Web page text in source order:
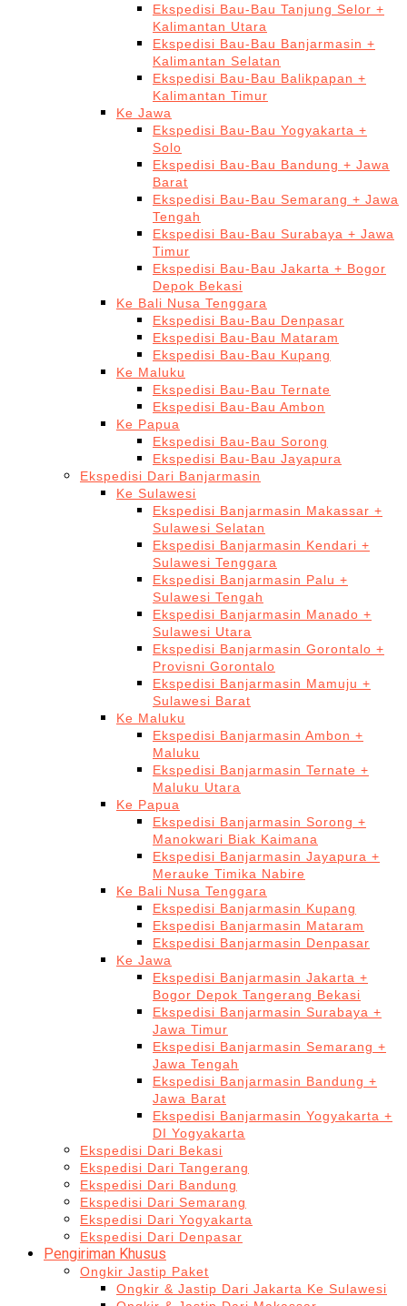
Ekspedisi Bau-Bau Tanjung Selor +
Kalimantan Utara
Ekspedisi Bau-Bau Banjarmasin +
Kalimantan Selatan
Ekspedisi Bau-Bau Balikpapan +
Kalimantan Timur
Ke Jawa
Ekspedisi Bau-Bau Yogyakarta +
Solo
Ekspedisi Bau-Bau Bandung + Jawa
Barat
Ekspedisi Bau-Bau Semarang + Jawa
Tengah
Ekspedisi Bau-Bau Surabaya + Jawa
Timur
Ekspedisi Bau-Bau Jakarta + Bogor
Depok Bekasi
Ke Bali Nusa Tenggara
Ekspedisi Bau-Bau Denpasar
Ekspedisi Bau-Bau Mataram
Ekspedisi Bau-Bau Kupang
Ke Maluku
Ekspedisi Bau-Bau Ternate
Ekspedisi Bau-Bau Ambon
Ke Papua
Ekspedisi Bau-Bau Sorong
Ekspedisi Bau-Bau Jayapura
Ekspedisi Dari Banjarmasin
Ke Sulawesi
Ekspedisi Banjarmasin Makassar +
Sulawesi Selatan
Ekspedisi Banjarmasin Kendari +
Sulawesi Tenggara
Ekspedisi Banjarmasin Palu +
Sulawesi Tengah
Ekspedisi Banjarmasin Manado +
Sulawesi Utara
Ekspedisi Banjarmasin Gorontalo +
Provisni Gorontalo
Ekspedisi Banjarmasin Mamuju +
Sulawesi Barat
Ke Maluku
Ekspedisi Banjarmasin Ambon +
Maluku
Ekspedisi Banjarmasin Ternate +
Maluku Utara
Ke Papua
Ekspedisi Banjarmasin Sorong +
Manokwari Biak Kaimana
Ekspedisi Banjarmasin Jayapura +
Merauke Timika Nabire
Ke Bali Nusa Tenggara
Ekspedisi Banjarmasin Kupang
Ekspedisi Banjarmasin Mataram
Ekspedisi Banjarmasin Denpasar
Ke Jawa
Ekspedisi Banjarmasin Jakarta +
Bogor Depok Tangerang Bekasi
Ekspedisi Banjarmasin Surabaya +
Jawa Timur
Ekspedisi Banjarmasin Semarang +
Jawa Tengah
Ekspedisi Banjarmasin Bandung +
Jawa Barat
Ekspedisi Banjarmasin Yogyakarta +
DI Yogyakarta
Ekspedisi Dari Bekasi
Ekspedisi Dari Tangerang
Ekspedisi Dari Bandung
Ekspedisi Dari Semarang
Ekspedisi Dari Yogyakarta
Ekspedisi Dari Denpasar
Pengiriman Khusus
Ongkir Jastip Paket
Ongkir & Jastip Dari Jakarta Ke Sulawesi